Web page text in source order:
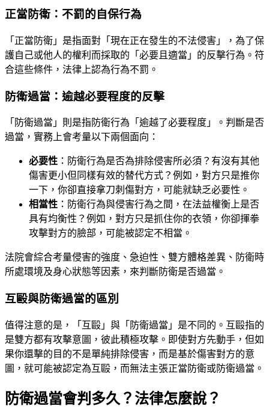
正當防衛：不罰的自保行為
「正當防衛」是指面對「現在正在發生的不法侵害」，為了保
護自己或他人的權利而採取的「必要且適當」的反擊行為。符
合這些條件，法律上認為行為不罰。
防衛過當：逾越必要程度的反擊
「防衛過當」則是指防衛行為「逾越了必要程度」。判斷是否
過當，實務上會考量以下兩個面向：
必要性 ：防衛行為是否為排除侵害所必須？有沒有其他
傷害更小但同樣有效的替代方式？例如，對方只是推你
一下，你卻直接拿刀刺傷對方，可能就缺乏必要性。
相當性 ：防衛行為與侵害行為之間，在法益權衡上是否
具有均衡性？例如，對方只是抓住你的衣領，你卻揮拳
攻擊對方的臉部，可能被認定不相當。
法院會綜合考量侵害的強度、急迫性、雙方體格差異、防衛時
所處環境及身心狀態等因素，來判斷防衛是否過當。
互毆與防衛過當的區別
值得注意的是，「互毆」與「防衛過當」是不同的。互毆指的
是雙方都有攻擊意圖，彼此積極攻擊。即使對方先動手，但如
果你還擊的目的不是單純排除侵害，而是基於傷害對方的意
圖，就可能被認定為互毆，而無法主張正當防衛或防衛過當。
防衛過當會判多久？法律怎麼說？